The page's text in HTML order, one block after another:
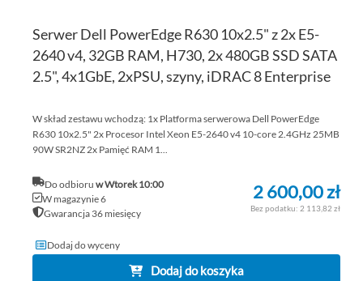
Serwer Dell PowerEdge R630 10x2.5" z 2x E5-
2640 v4, 32GB RAM, H730, 2x 480GB SSD SATA
2.5", 4x1GbE, 2xPSU, szyny, iDRAC 8 Enterprise
W skład zestawu wchodzą: 1x Platforma serwerowa Dell PowerEdge
R630 10x2.5" 2x Procesor Intel Xeon E5-2640 v4 10-core 2.4GHz 25MB
90W SR2NZ 2x Pamięć RAM 1...
Do odbioruw Wtorek 10:00
W magazynie 6
Gwarancja 36 miesięcy
2 600,00 zł
2 113,82 zł
Dodaj do wyceny
Dodaj do koszyka